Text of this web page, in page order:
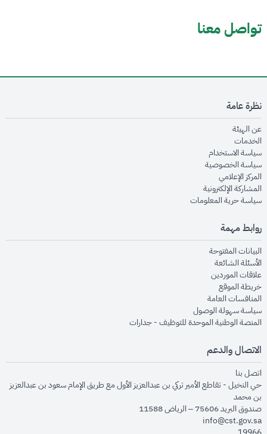
تواصل معنا
نظرة عامة
عن الهيئةopens in new window
الخدماتopens in new window
سياسة الاستخدام
سياسة الخصوصيةopens in new window
المركز الإعلاميopens in new window
المشاركة الإلكترونيةopens in new window
سياسة حرية المعلوماتopens in new window
روابط مهمة
البيانات المفتوحةopens in new window
الأسئلة الشائعةopens in new window
علاقات الموردينopens in new window
خريطة الموقعopens in new window
المنافسات العامةopens in new window
سياسة سهولة الوصولopens in new window
المنصة الوطنية الموحدة للتوظيف - جداراتopens in new window
الاتصال والدعم
اتصل بنا
حي النخيل - تقاطع الأمير تركي بن عبدالعزيز الأول مع طريق الإمام سعود بن عبدالعزيز
بن محمد
صندوق البريد 75606 – الرياض 11588
info@cst.gov.sa